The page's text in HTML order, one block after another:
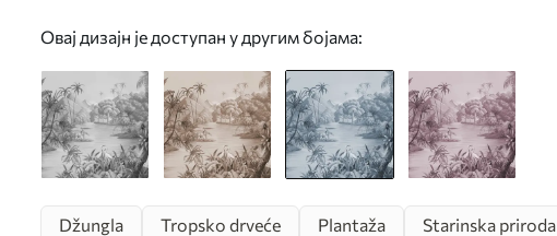
Овај дизајн је доступан у другим бојама:
Džungla Tropsko drveće Plantaža Starinska priroda